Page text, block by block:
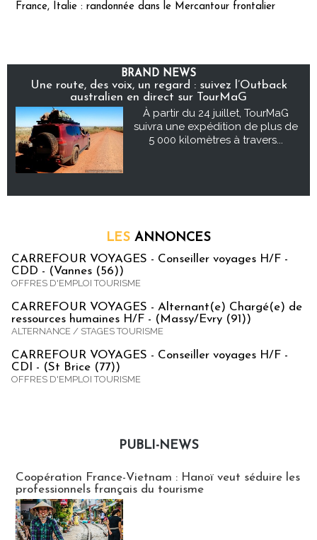
France, Italie : randonnée dans le Mercantour frontalier
BRAND NEWS
Une route, des voix, un regard : suivez l’Outback
australien en direct sur TourMaG
À partir du 24 juillet, TourMaG
suivra une expédition de plus de
5 000 kilomètres à travers...
LES ANNONCES
CARREFOUR VOYAGES - Conseiller voyages H/F -
CDD - (Vannes (56))
OFFRES D'EMPLOI TOURISME
CARREFOUR VOYAGES - Alternant(e) Chargé(e) de
ressources humaines H/F - (Massy/Evry (91))
ALTERNANCE / STAGES TOURISME
CARREFOUR VOYAGES - Conseiller voyages H/F -
CDI - (St Brice (77))
OFFRES D'EMPLOI TOURISME
PUBLI-NEWS
Coopération France-Vietnam : Hanoï veut séduire les
professionnels français du tourisme